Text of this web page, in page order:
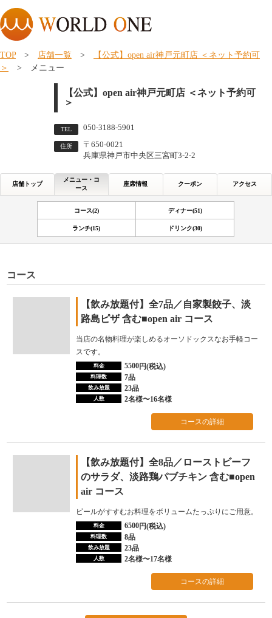
TOP> 店舗一覧 >
【公式】open air神戸元町店 ＜ネット予約可
＞
> メニュー
【公式】open air神戸元町店 ＜ネット予約可
＞
TEL 050-3188-5901
住所
〒650-0021
兵庫県神戸市中央区三宮町3-2-2
店舗トップ
メニュー・コ
ース
座席情報 クーポン アクセス
コース(2) ディナー(51)
ランチ(15) ドリンク(30)
コース
【飲み放題付】全7品／自家製餃子、淡
路島ピザ 含む■open air コース
当店の名物料理が楽しめるオーソドックスなお手軽コー
スです。
料金 5500円(税込)
料理数 7品
飲み放題 23品
人数 2名様〜16名様
コースの詳細
【飲み放題付】全8品／ローストビーフ
のサラダ、淡路鶏パブチキン 含む■open
air コース
ビールがすすむお料理をボリュームたっぷりにご用意。
料金 6500円(税込)
料理数 8品
飲み放題 23品
人数 2名様〜17名様
コースの詳細